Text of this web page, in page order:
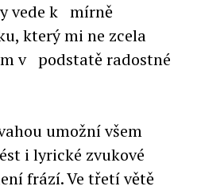
vede k mírně
který mi ne zcela
v podstatě radostné
umožní všem
i lyrické zvukové
frází. Ve třetí větě